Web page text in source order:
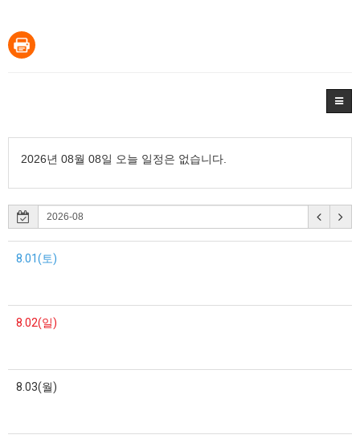
2026년 08월 08일 오늘 일정은 없습니다.
8.01(토)
8.02(일)
8.03(월)